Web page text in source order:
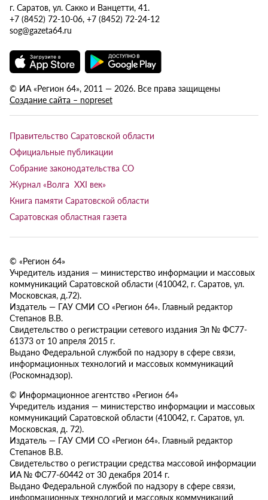
г. Саратов, ул. Сакко и Ванцетти, 41.
+7 (8452) 72-10-06, +7 (8452) 72-24-12
sog@gazeta64.ru
© ИА «Регион 64», 2011 — 2026. Все права защищены
Создание сайта – nopreset
Правительство Саратовской области
Официальные публикации
Собрание законодательства СО
Журнал «Волга XXI век»
Книга памяти Саратовской области
Саратовская областная газета
© «Регион 64»
Учредитель издания — министерство информации и массовых
коммуникаций Саратовской области (410042, г. Саратов, ул.
Московская, д.72).
Издатель — ГАУ СМИ СО «Регион 64». Главный редактор
Степанов В.В.
Свидетельство о регистрации сетевого издания Эл № ФС77-
61373 от 10 апреля 2015 г.
Выдано Федеральной службой по надзору в сфере связи,
информационных технологий и массовых коммуникаций
(Роскомнадзор).
© Информационное агентство «Регион 64»
Учредитель издания — министерство информации и массовых
коммуникаций Саратовской области (410042, г. Саратов, ул.
Московская, д. 72).
Издатель — ГАУ СМИ СО «Регион 64». Главный редактор
Степанов В.В.
Свидетельство о регистрации средства массовой информации
ИА № ФС77-60442 от 30 декабря 2014 г.
Выдано Федеральной службой по надзору в сфере связи,
информационных технологий и массовых коммуникаций